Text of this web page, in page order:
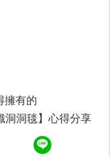
擁有的
洞洞毯】心得分享